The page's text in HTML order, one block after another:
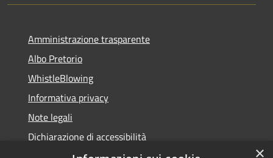
Amministrazione trasparente
Albo Pretorio
WhistleBlowing
Informativa privacy
Note legali
Dichiarazione di accessibilità
×